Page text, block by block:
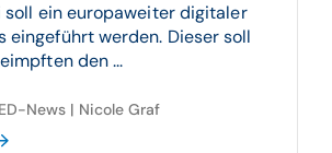
soll ein europaweiter digitaler
eingeführt werden. Dieser soll
den ...
News | Nicole Graf